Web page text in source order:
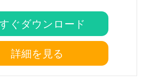
ぐダウンロード
詳細を見る